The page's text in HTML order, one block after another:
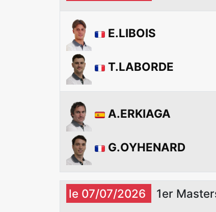
E.LIBOIS
T.LABORDE
A.ERKIAGA
G.OYHENARD
le 07/07/2026 1er